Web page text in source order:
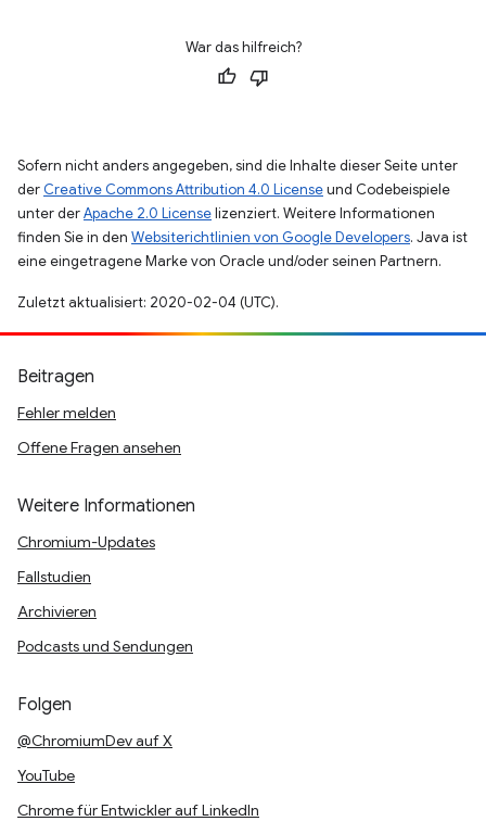
War das hilfreich?
Sofern nicht anders angegeben, sind die Inhalte dieser Seite unter
der Creative Commons Attribution 4.0 Licenseund Codebeispiele
unter derApache 2.0 Licenselizenziert. Weitere Informationen
finden Sie in den Websiterichtlinien von Google Developers. Java ist
eine eingetragene Marke von Oracle und/oder seinen Partnern.
Zuletzt aktualisiert: 2020-02-04 (UTC).
Beitragen
Fehler melden
Offene Fragen ansehen
Weitere Informationen
Chromium-Updates
Fallstudien
Archivieren
Podcasts und Sendungen
Folgen
@ChromiumDev auf X
YouTube
Chrome für Entwickler auf LinkedIn